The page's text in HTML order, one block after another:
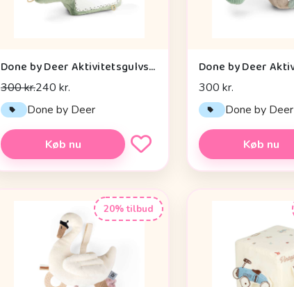
Done by Deer Aktivitetsgulvspejl - Croco - Grøn
300 kr.240 kr.
Done by Deer
Køb nu
300 kr.
Done by Deer
Køb nu
20% tilbud